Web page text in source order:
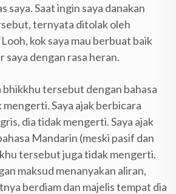
saya. Saat ingin saya danakan
ternyata ditolak oleh
kok saya mau berbuat baik
saya dengan rasa heran.
bhikkhu tersebut dengan bahasa
Saya ajak berbicara
dia tidak mengerti. Saya ajak
Mandarin (meski pasif dan
tersebut juga tidak mengerti.
maksud menanyakan aliran,
berdiam dan majelis tempat dia